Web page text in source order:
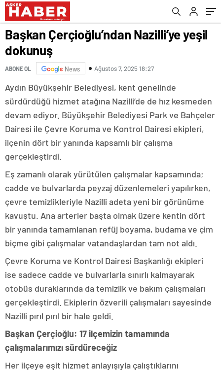
Başkan Çerçioğlu’ndan Nazilli’ye yeşil
dokunuş
ABONE OL News Ağustos 7, 2025 18:27
Aydın Büyükşehir Belediyesi, kent genelinde
sürdürdüğü hizmet atağına Nazilli’de de hız kesmeden
devam ediyor. Büyükşehir Belediyesi Park ve Bahçeler
Dairesi ile Çevre Koruma ve Kontrol Dairesi ekipleri,
ilçenin dört bir yanında kapsamlı bir çalışma
gerçekleştirdi.
Eş zamanlı olarak yürütülen çalışmalar kapsamında;
cadde ve bulvarlarda peyzaj düzenlemeleri yapılırken,
çevre temizlikleriyle Nazilli adeta yeni bir görünüme
kavuştu. Ana arterler başta olmak üzere kentin dört
bir yanında tamamlanan refüj boyama, budama ve çim
biçme gibi çalışmalar vatandaşlardan tam not aldı.
Çevre Koruma ve Kontrol Dairesi Başkanlığı ekipleri
ise sadece cadde ve bulvarlarla sınırlı kalmayarak
otobüs duraklarında da temizlik ve bakım çalışmaları
gerçekleştirdi. Ekiplerin özverili çalışmaları sayesinde
Nazilli pırıl pırıl bir hale geldi.
Başkan Çerçioğlu: 17 ilçemizin tamamında
çalışmalarımızı sürdüreceğiz
Her ilçeye eşit hizmet anlayışıyla çalıştıklarını